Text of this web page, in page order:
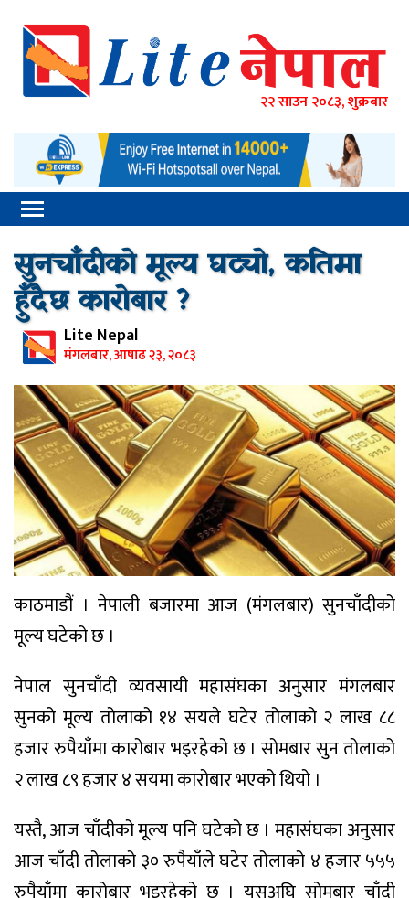
२२ साउन २०८३, शुक्रबार
सुनचाँदीको मूल्य घट्यो, कतिमा
हुँदैछ कारोबार ?
Lite Nepal
मंगलबार, आषाढ २३, २०८३
काठमाडौं । नेपाली बजारमा आज (मंगलबार) सुनचाँदीको
मूल्य घटेको छ ।
नेपाल सुनचाँदी व्यवसायी महासंघका अनुसार मंगलबार
सुनको मूल्य तोलाको १४ सयले घटेर तोलाको २ लाख ८८
हजार रुपैयाँमा कारोबार भइरहेको छ । सोमबार सुन तोलाको
२ लाख ८९ हजार ४ सयमा कारोबार भएको थियो ।
यस्तै, आज चाँदीको मूल्य पनि घटेको छ । महासंघका अनुसार
आज चाँदी तोलाको ३० रुपैयाँले घटेर तोलाको ४ हजार ५५५